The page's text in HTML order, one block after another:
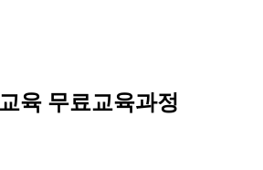
육 무료교육과정